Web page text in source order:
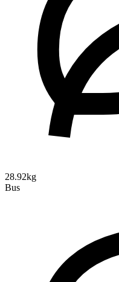
28.92kg
Bus